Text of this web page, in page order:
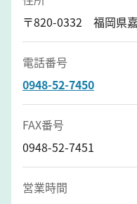
〒820-0332 福岡県
電話番号
0948-52-7450
FAX番号
0948-52-7451
営業時間